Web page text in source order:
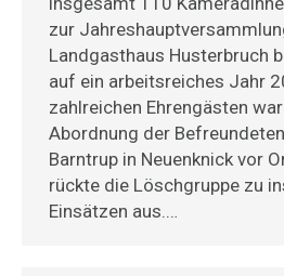
zur
Landgasthaus Husterbruch
auf ein arbeitsreiches Jahr
zahlreichen Ehrengästen
Abordnung der
Barntrup in Neuenknick vor
rückte die Löschgruppe zu
Einsätzen aus.…